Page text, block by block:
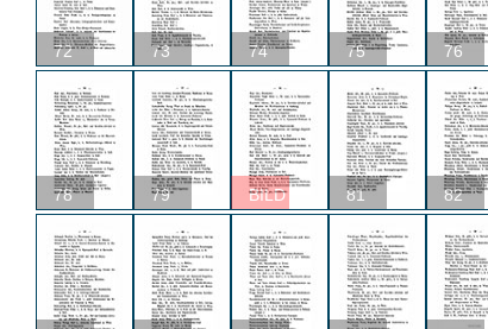
72 73 74 75 76
78 79 BILD 81 82